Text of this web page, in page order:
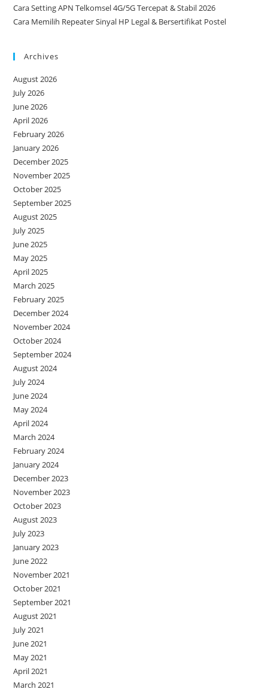
Cara Setting APN Telkomsel 4G/5G Tercepat & Stabil 2026
Cara Memilih Repeater Sinyal HP Legal & Bersertifikat Postel
Archives
August 2026
July 2026
June 2026
April 2026
February 2026
January 2026
December 2025
November 2025
October 2025
September 2025
August 2025
July 2025
June 2025
May 2025
April 2025
March 2025
February 2025
December 2024
November 2024
October 2024
September 2024
August 2024
July 2024
June 2024
May 2024
April 2024
March 2024
February 2024
January 2024
December 2023
November 2023
October 2023
August 2023
July 2023
January 2023
June 2022
November 2021
October 2021
September 2021
August 2021
July 2021
June 2021
May 2021
April 2021
March 2021